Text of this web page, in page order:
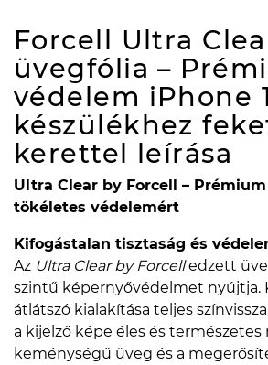
Forcell Ultra
üvegfólia –
védelem iPhone
készülékhez
kerettel leírása
Ultra Clear by Forcell –
tökéletes védelemért
Kifogástalan tisztaság és
Az Ultra Clear by Forcelledzett
szintű képernyővédelmet nyújtja.
átlátszó kialakítása teljes
a kijelző képe éles és természetes
keménységű üveg és a